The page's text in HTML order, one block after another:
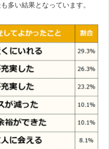
多い結果となっています。